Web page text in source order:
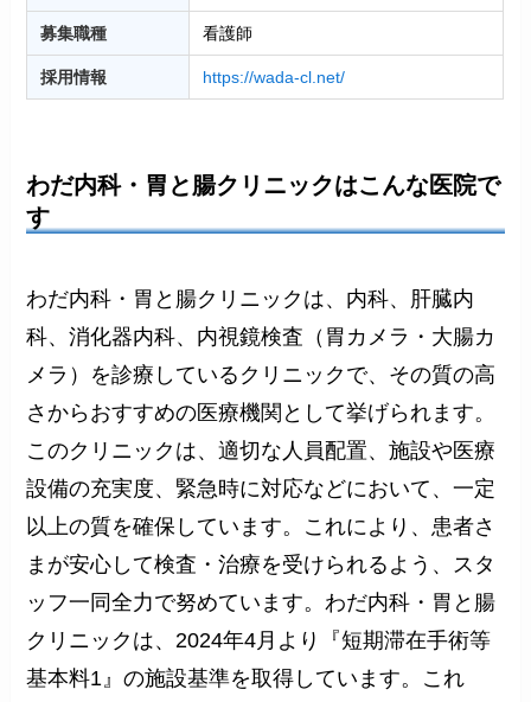
募集職種 看護師
採用情報 https://wada-cl.net/
わだ内科・胃と腸クリニックはこんな医院で
す
わだ内科・胃と腸クリニックは、内科、肝臓内
科、消化器内科、内視鏡検査（胃カメラ・大腸カ
メラ）を診療しているクリニックで、その質の高
さからおすすめの医療機関として挙げられます。
このクリニックは、適切な人員配置、施設や医療
設備の充実度、緊急時に対応などにおいて、一定
以上の質を確保しています。これにより、患者さ
まが安心して検査・治療を受けられるよう、スタ
ッフ一同全力で努めています。わだ内科・胃と腸
クリニックは、2024年4月より『短期滞在手術等
基本料1』の施設基準を取得しています。これ